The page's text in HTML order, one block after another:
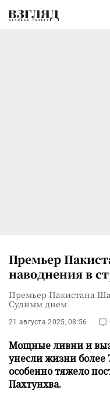
Премьер
наводнения в
Премьер Пакистана
Судным днем
21 августа 2025, 08:56
Мощные ливни и
унесли жизни более
особенно тяжело
Пахтунхва.